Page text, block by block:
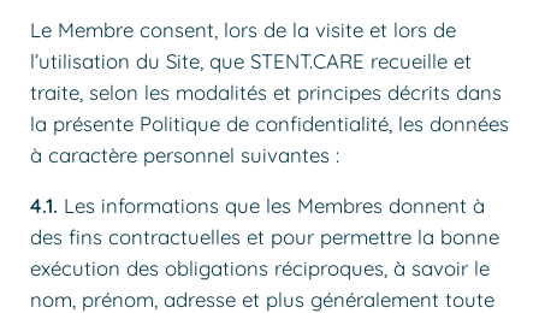
Le Membre consent, lors de la visite et lors de
l’utilisation du Site, que STENT.CARE recueille et
traite, selon les modalités et principes décrits dans
la présente Politique de confidentialité, les données
à caractère personnel suivantes :
4.1. Les informations que les Membres donnent à
des fins contractuelles et pour permettre la bonne
exécution des obligations réciproques, à savoir le
nom, prénom, adresse et plus généralement toute